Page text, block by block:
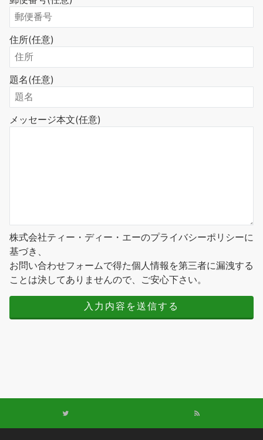
住所(任意)
題名(任意)
メッセージ本文(任意)
株式会社ティー・ディー・エーのプライバシーポリシーに
基づき、
お問い合わせフォームで得た個人情報を第三者に漏洩する
ことは決してありませんので、ご安心下さい。